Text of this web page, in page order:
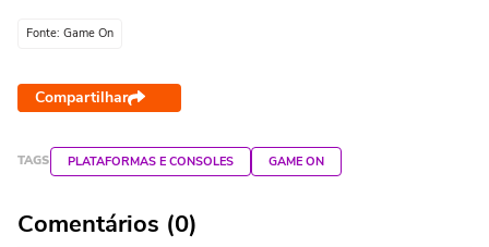
Fonte: Game On
Compartilhar
TAGS PLATAFORMAS E CONSOLES GAME ON
Comentários (0)